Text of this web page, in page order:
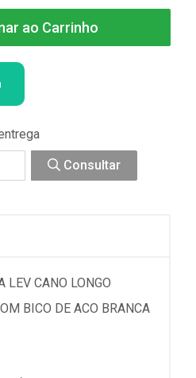
ao Carrinho
Consultar
LEV CANO LONGO
BICO DE ACO BRANCA